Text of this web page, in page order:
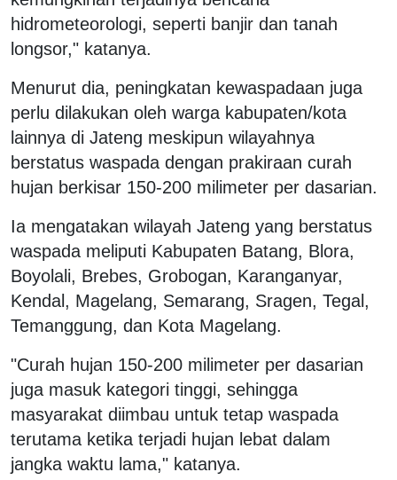
hidrometeorologi, seperti banjir dan tanah
longsor," katanya.
Menurut dia, peningkatan kewaspadaan juga
perlu dilakukan oleh warga kabupaten/kota
lainnya di Jateng meskipun wilayahnya
berstatus waspada dengan prakiraan curah
hujan berkisar 150-200 milimeter per dasarian.
Ia mengatakan wilayah Jateng yang berstatus
waspada meliputi Kabupaten Batang, Blora,
Boyolali, Brebes, Grobogan, Karanganyar,
Kendal, Magelang, Semarang, Sragen, Tegal,
Temanggung, dan Kota Magelang.
"Curah hujan 150-200 milimeter per dasarian
juga masuk kategori tinggi, sehingga
masyarakat diimbau untuk tetap waspada
terutama ketika terjadi hujan lebat dalam
jangka waktu lama," katanya.